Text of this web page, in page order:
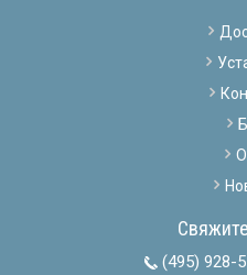
(495) 928-